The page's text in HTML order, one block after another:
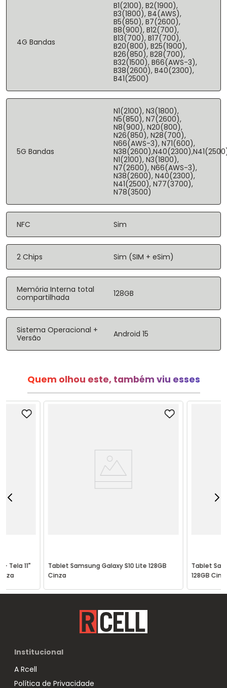
4G Bandas
B1(2100), B2(1900),
B3(1800), B4(AWS),
B5(850), B7(2600),
B8(900), B12(700),
B13(700), B17(700),
B20(800), B25(1900),
B26(850), B28(700),
B32(1500), B66(AWS-3),
B38(2600), B40(2300),
B41(2500)
5G Bandas
N1(2100), N3(1800),
N5(850), N7(2600),
N8(900), N20(800),
N26(850), N28(700),
N66(AWS-3), N71(600),
N1(2100), N3(1800),
N7(2600), N66(AWS-3),
N38(2600), N40(2300),
N41(2500), N77(3700),
N78(3500)
NFC Sim
2 Chips Sim (SIM + eSim)
Memória Interna total
compartilhada
128GB
Sistema Operacional +
Versão
Android 15
Quem olhou este, também viu esses
Tela 11"
Tablet Samsung Galaxy S10 Lite 128GB
Cinza
Tablet
128GB
Institucional
A Rcell
Política de Privacidade